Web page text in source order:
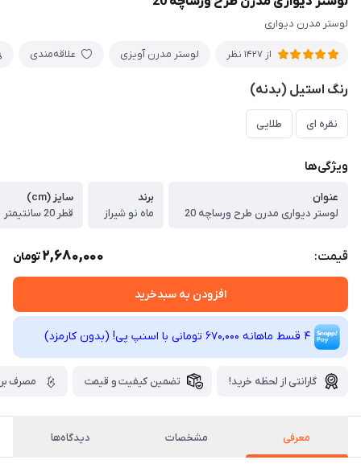
لوستر مدرن دیواری
از 1427 نظر لوستر مدرن آویزی علاقه‌مندی
رنگ استیل (بدنه)
نقره ای طلایی
ویژگی‌ها
عنوان
لوستر دیواری مدرن طرح ورساچه 20
برند
ماه نو شیراز
سایز (cm)
قطر 20 سانتیمتر
قیمت: 2,680,000تومان
افزودن به سبدخرید
4 قسط ماهانه 670,000 تومانی با اسنپ ‌پی! (بدون کارمزد)
گارانتی از لحظه خرید! تضمین کیفیت و قیمت مصرف
معرفی مشخصات دیدگاه‌ها